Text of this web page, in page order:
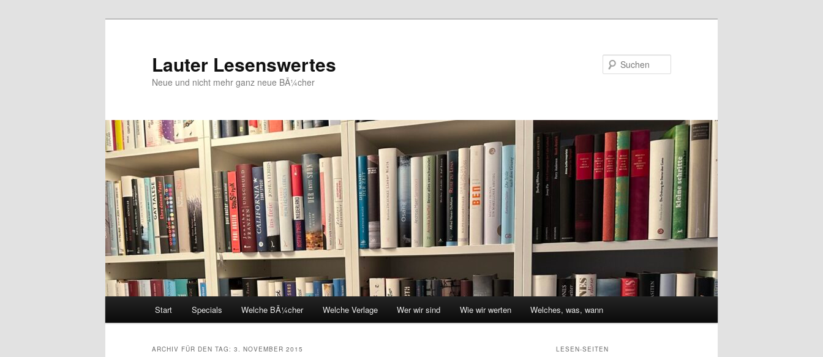
Lauter Lesenswertes
Neue und nicht mehr ganz neue BÃ¼cher
Start Specials Welche BÃ¼cher Welche Verlage Wer wir sind Wie wir werten Welches, was, wann
ARCHIV FÜR DEN TAG: 3. NOVEMBER 2015 LESEN-SEITEN